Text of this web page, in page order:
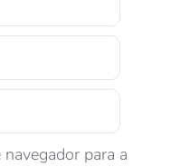
para a